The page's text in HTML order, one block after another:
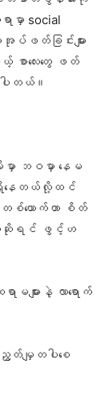
ာ social
ဖတ်ခြင်းများ
ာလေးတွေ ဖတ်
ပါတယ်။
ာ ဘဝမှာ နေမ
ရှိနေတယ်လို့ထင်
ယောက်ဟာ စိတ်
တယ်ဆိုရင် ဖွင့်ဟ
များနဲ့ လာရောက်
ညွတ်မျှတပါစေ